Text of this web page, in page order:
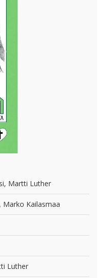
Martti Luther
Marko Kailasmaa
Luther